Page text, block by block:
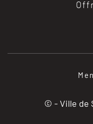
© - Ville de